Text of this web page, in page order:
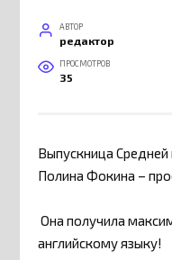
АВТОР
редактор
ПРОСМОТРОВ
35
Выпускница
Полина Фокина –
Она получила
английскому языку!